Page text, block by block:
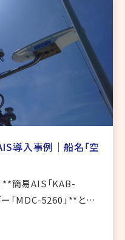
導入事例｜船名「空
**簡易AIS「KAB-
「MDC-5260」**との
タをレーダーへ反映さ
情報の把握に役立つ